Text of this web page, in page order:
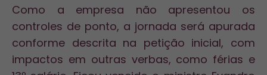
Como a empresa não apresentou os
controles de ponto, a jornada será apurada
conforme descrita na petição inicial, com
impactos em outras verbas, como férias e